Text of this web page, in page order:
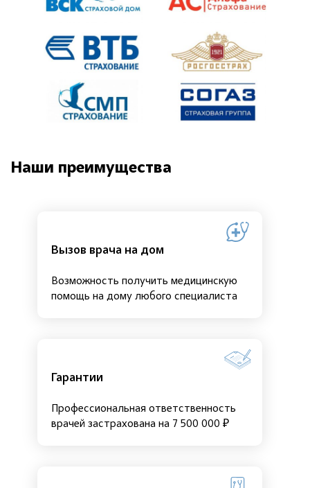
Наши преимущества
Вызов врача на дом
Возможность получить медицинскую
помощь на дому любого специалиста
Гарантии
Профессиональная ответственность
врачей застрахована на 7 500 000 ₽